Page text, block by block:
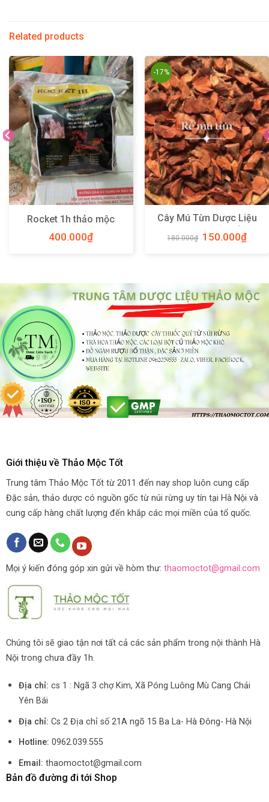
Related products
Rocket 1h thảo mộc
400.000₫
-17%
Cây Mú Từn Dược Liệu
Qúy Rừng Tây Bắc
180.000₫ 150.000₫
Giới thiệu về Thảo Mộc Tốt
Trung tâm Thảo Mộc Tốt từ 2011 đến nay shop luôn cung cấp
Đặc sản, thảo dược có nguồn gốc từ núi rừng uy tín tại Hà Nội và
cung cấp hàng chất lượng đến khắp các mọi miền của tổ quốc.
Mọi ý kiến đóng góp xin gửi về hòm thư: thaomoctot@gmail.com
Chúng tôi sẽ giao tận nơi tất cả các sản phẩm trong nội thành Hà
Nội trong chưa đầy 1h.
Địa chỉ: cs 1 : Ngã 3 chợ Kim, Xã Póng Luông Mù Cang Chải
Yên Bái
Địa chỉ: Cs 2 Địa chỉ số 21A ngõ 15 Ba La- Hà Đông- Hà Nội
Hotline: 0962.039.555
Email: thaomoctot@gmail.com
Bản đồ đường đi tới Shop